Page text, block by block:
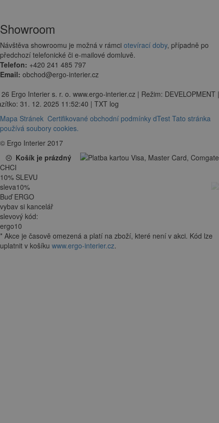
Showroom
Návštěva showroomu je možná v rámci otevírací doby, případně po
předchozí telefonické či e-mailové domluvě.
Telefon: +420 241 485 797
Email: obchod@ergo-interier.cz
Ergo Interier s. r. o. www.ergo-interier.cz | Režim: DEVELOPMENT |
31. 12. 2025 11:52:40 | TXT log
Mapa Stránek Certifikované obchodní podmínky dTest Tato stránka
používá soubory cookies.
© Ergo Interier 2017
Košík je prázdný
CHCI
10% SLEVU
sleva10%
Buď ERGO
vybav si kancelář
slevový kód:
ergo10
* Akce je časově omezená a platí na zboží, které není v akci. Kód lze
uplatnit v košíku www.ergo-interier.cz.